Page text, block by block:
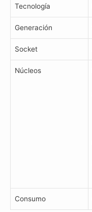
Tecnología
Generación
Socket
Núcleos
Consumo